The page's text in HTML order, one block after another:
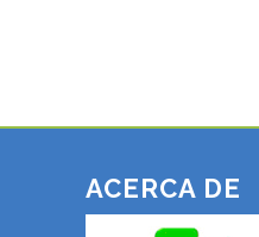
ACERCA DE